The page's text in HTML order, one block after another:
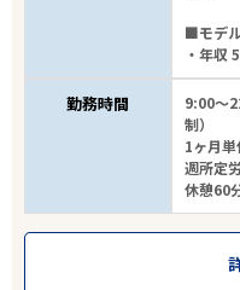
■モデ
・年収
勤務時間
9:00～
制）
1ヶ月
週所定
休憩60